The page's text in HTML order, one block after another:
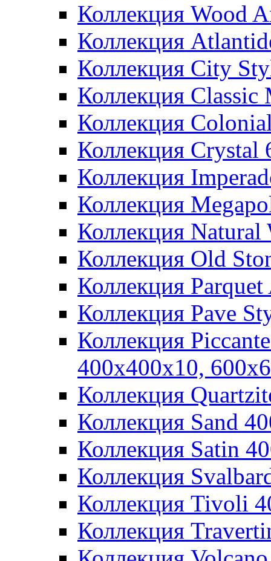
Коллекция Wood
Коллекция
Коллекция City
Коллекция
Коллекция
Коллекция Crystal
Коллекция
Коллекция
Коллекция
Коллекция Old
Коллекция
Коллекция Pave
Коллекция
400x400x10,
Коллекция
Коллекция Sand
Коллекция Satin
Коллекция
Коллекция Tivoli
Коллекция